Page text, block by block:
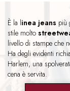
È la linea jeans più
stile molto
livello di stampe che
Ha degli evidenti
Harlem, una
cena è servita.